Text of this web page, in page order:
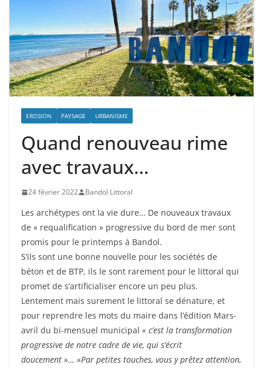
EROSION PAYSAGE URBANISME
Quand renouveau rime
avec travaux…
24 février 2022 Bandol Littoral
Les archétypes ont la vie dure… De nouveaux travaux
de « requalification » progressive du bord de mer sont
promis pour le printemps à Bandol.
S’ils sont une bonne nouvelle pour les sociétés de
béton et de BTP, ils le sont rarement pour le littoral qui
promet de s’artificialiser encore un peu plus.
Lentement mais surement le littoral se dénature, et
pour reprendre les mots du maire dans l’édition Mars-
avril du bi-mensuel municipal « c’est la transformation
progressive de notre cadre de vie, qui s’écrit
doucement »… »Par petites touches, vous y prêtez attention,